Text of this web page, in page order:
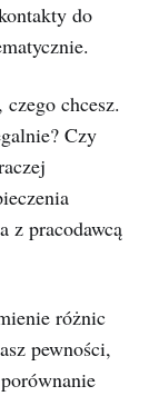
do
chcesz.
Czy
z pracodawcą
różnic
pewności,